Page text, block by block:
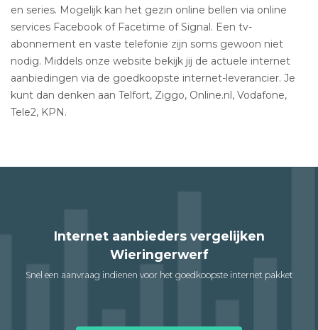
en series. Mogelijk kan het gezin online bellen via online
services Facebook of Facetime of Signal. Een tv-
abonnement en vaste telefonie zijn soms gewoon niet
nodig. Middels onze website bekijk jij de actuele internet
aanbiedingen via de goedkoopste internet-leverancier. Je
kunt dan denken aan Telfort, Ziggo, Online.nl, Vodafone,
Tele2, KPN.
Internet aanbieders vergelijken
Wieringerwerf
Snel een aanvraag indienen voor het goedkoopste internet pakket